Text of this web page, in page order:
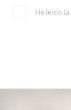
He leído la